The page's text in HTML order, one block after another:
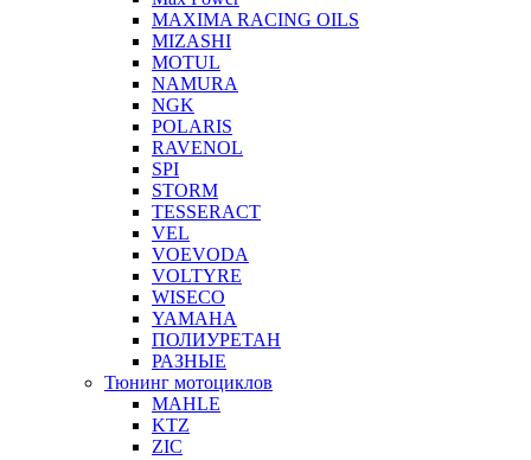
MAXIMA RACING OILS
MIZASHI
MOTUL
NAMURA
NGK
POLARIS
RAVENOL
SPI
STORM
TESSERACT
VEL
VOEVODA
VOLTYRE
WISECO
YAMAHA
ПОЛИУРЕТАН
РАЗНЫЕ
Тюнинг мотоциклов
MAHLE
KTZ
ZIC